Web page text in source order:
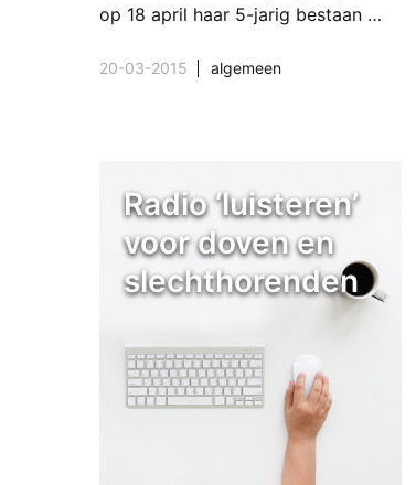
op 18 april haar 5-jarig bestaan …
20-03-2015 algemeen
Radio ‘luisteren’
voor doven en
slechthorenden